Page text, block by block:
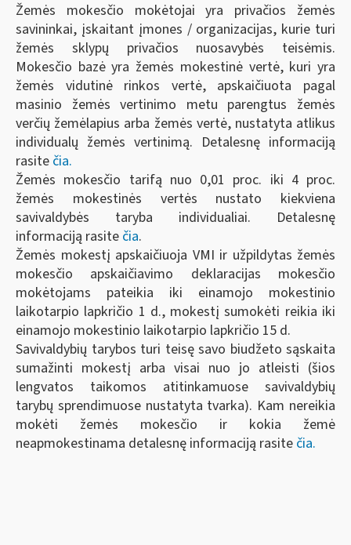
Žemės mokesčio mokėtojai yra privačios žemės
savininkai, įskaitant įmones / organizacijas, kurie turi
žemės sklypų privačios nuosavybės teisėmis.
Mokesčio bazė yra žemės mokestinė vertė, kuri yra
žemės vidutinė rinkos vertė, apskaičiuota pagal
masinio žemės vertinimo metu parengtus žemės
verčių žemėlapius arba žemės vertė, nustatyta atlikus
individualų žemės vertinimą. Detalesnę informaciją
rasite čia.
Žemės mokesčio tarifą nuo 0,01 proc. iki 4 proc.
žemės mokestinės vertės nustato kiekviena
savivaldybės taryba individualiai. Detalesnę
informaciją rasite čia.
Žemės mokestį apskaičiuoja VMI ir užpildytas žemės
mokesčio apskaičiavimo deklaracijas mokesčio
mokėtojams pateikia iki einamojo mokestinio
laikotarpio lapkričio 1 d., mokestį sumokėti reikia iki
einamojo mokestinio laikotarpio lapkričio 15 d.
Savivaldybių tarybos turi teisę savo biudžeto sąskaita
sumažinti mokestį arba visai nuo jo atleisti (šios
lengvatos taikomos atitinkamuose savivaldybių
tarybų sprendimuose nustatyta tvarka). Kam nereikia
mokėti žemės mokesčio ir kokia žemė
neapmokestinama detalesnę informaciją rasite čia.